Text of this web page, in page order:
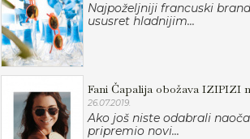
Najpoželjniji francuski
ususret hladnijim...
Fani Čapalija obožava IZIPIZI
26.07.2019.
Ako još niste odabrali
pripremio novi...